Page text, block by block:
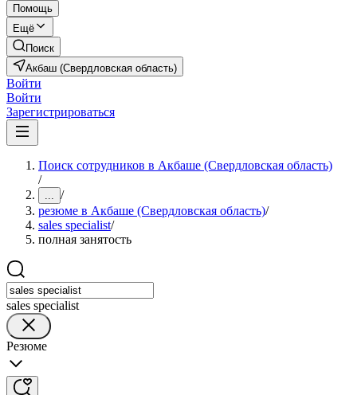
Помощь
Ещё
Поиск
Акбаш (Свердловская область)
Войти
Войти
Зарегистрироваться
Поиск сотрудников в Акбаше (Свердловская область)
/
... /
резюме в Акбаше (Свердловская область)/
sales specialist/
полная занятость
sales specialist
Резюме